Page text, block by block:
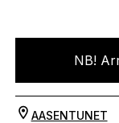
NB!
AASENTUNET